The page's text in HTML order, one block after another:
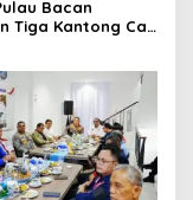
Bacan
Tiga Kantong Cap